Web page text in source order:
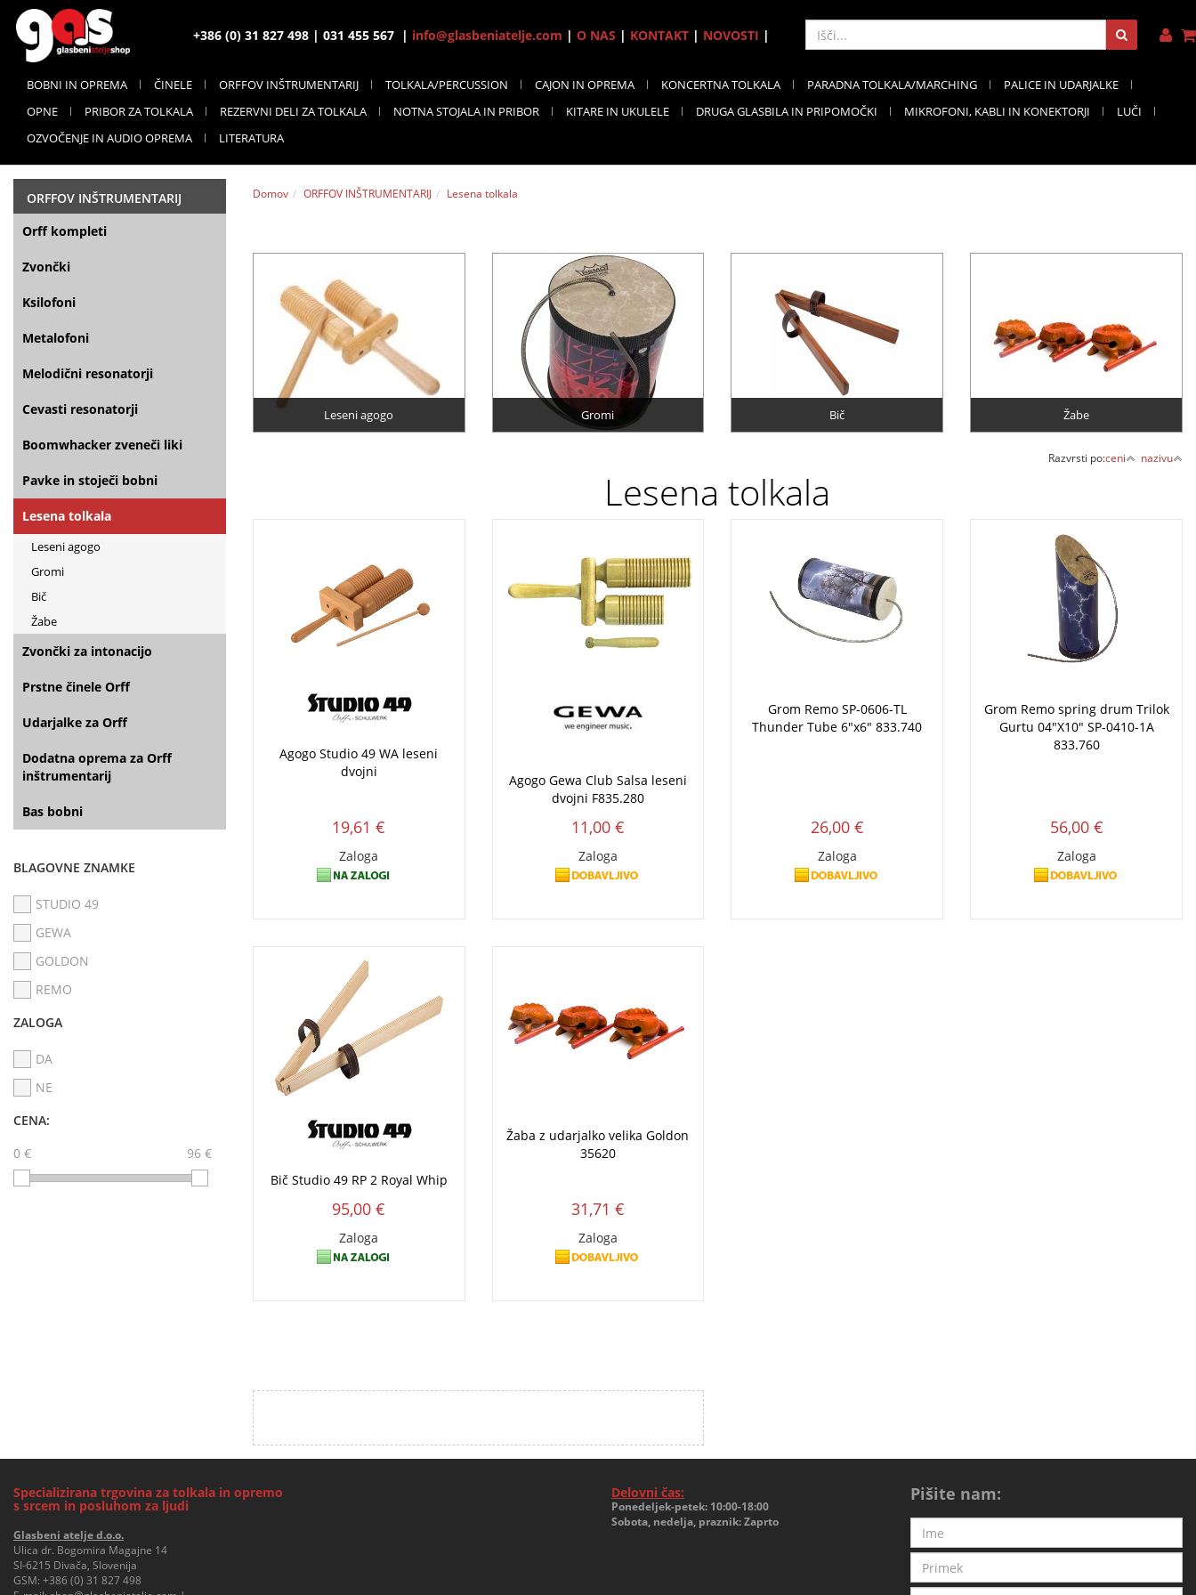
+386 (0) 31 827 498 | 031 455 567 | info@glasbeniatelje.com | O NAS | KONTAKT| NOVOSTI |
BOBNI IN OPREMA ČINELE ORFFOV INŠTRUMENTARIJ TOLKALA/PERCUSSION CAJON IN OPREMA KONCERTNA TOLKALA PARADNA TOLKALA/MARCHING
PALICE IN UDARJALKE
OPNE
PRIBOR ZA TOLKALA REZERVNI DELI ZA TOLKALA NOTNA STOJALA IN PRIBOR KITARE IN UKULELE DRUGA GLASBILA IN PRIPOMOČKI MIKROFONI, KABLI IN KONEKTORJI
LUČI
OZVOČENJE IN AUDIO OPREMA
LITERATURA
ORFFOV INŠTRUMENTARIJ
Orff kompleti
Zvončki
Ksilofoni
Metalofoni
Melodični resonatorji
Cevasti resonatorji
Boomwhacker zveneči liki
Pavke in stoječi bobni
Lesena tolkala
Leseni agogo
Gromi
Bič
Žabe
Zvončki za intonacijo
Prstne činele Orff
Udarjalke za Orff
Dodatna oprema za Orff
inštrumentarij
Bas bobni
BLAGOVNE ZNAMKE
STUDIO 49
GEWA
GOLDON
REMO
ZALOGA
DA
NE
CENA:
0 €
96 €
Domov ORFFOV INŠTRUMENTARIJ Lesena tolkala
Leseni agogo Gromi Bič Žabe
Razvrsti po:ceni nazivu
Lesena tolkala
Agogo Studio 49 WA leseni
dvojni
19,61 €
Zaloga
Agogo Gewa Club Salsa leseni
dvojni F835.280
11,00 €
Zaloga
Grom Remo SP-0606-TL
Thunder Tube 6"x6" 833.740
26,00 €
Zaloga
Grom Remo spring drum Trilok
Gurtu 04"X10" SP-0410-1A
833.760
56,00 €
Zaloga
Bič Studio 49 RP 2 Royal Whip
95,00 €
Zaloga
Žaba z udarjalko velika Goldon
35620
31,71 €
Zaloga
Specializirana trgovina za tolkala in opremo
s srcem in posluhom za ljudi
Glasbeni atelje d.o.o.
Ulica dr. Bogomira Magajne 14
SI-6215 Divača, Slovenija
GSM: +386 (0) 31 827 498
Delovni čas:
Ponedeljek-petek: 10:00-18:00
Sobota, nedelja, praznik: Zaprto
Pišite nam: